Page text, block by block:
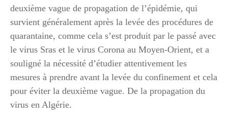
deuxième vague de propagation de l’épidémie, qui
survient généralement après la levée des procédures de
quarantaine, comme cela s’est produit par le passé avec
le virus Sras et le virus Corona au Moyen-Orient, et a
souligné la nécessité d’étudier attentivement les
mesures à prendre avant la levée du confinement et cela
pour éviter la deuxième vague. De la propagation du
virus en Algérie.